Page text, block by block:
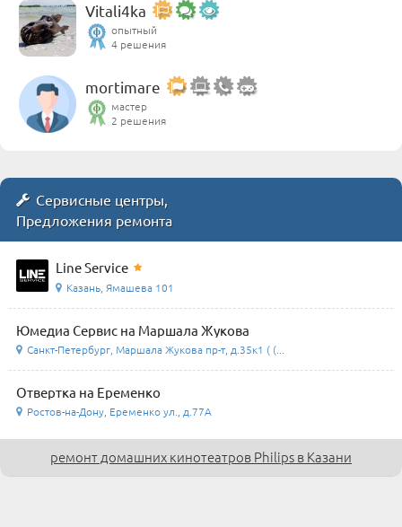
Vitali4ka
опытный
4 решения
mortimare
мастер
2 решения
Сервисные центры,
Предложения ремонта
Line Service
Казань, Ямашева 101
Юмедиа Сервис на Маршала Жукова
Санкт-Петербург, Маршала Жукова пр-т, д.35к1 ( (...
Отвертка на Еременко
Ростов-на-Дону, Еременко ул., д.77А
ремонт домашних кинотеатров Philips в Казани